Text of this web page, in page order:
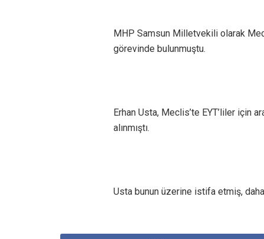
MHP Samsun Milletvekili olarak
görevinde bulunmuştu.
Erhan Usta, Meclis’te EYT’liler için
alınmıştı.
Usta bunun üzerine istifa etmiş, daha